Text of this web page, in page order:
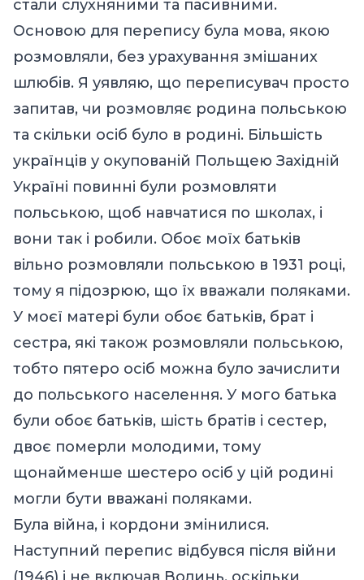
стали слухняними та пасивними.
Основою для перепису була мова, якою
розмовляли, без урахування змішаних
шлюбів. Я уявляю, що переписувач просто
запитав, чи розмовляє родина польською
та скільки осіб було в родині. Більшість
українців у окупованій Польщею Західній
Україні повинні були розмовляти
польською, щоб навчатися по школах, і
вони так і робили. Обоє моїх батьків
вільно розмовляли польською в 1931 році,
тому я підозрюю, що їх вважали поляками.
У моєї матері були обоє батьків, брат і
сестра, які також розмовляли польською,
тобто пятеро осіб можна було зачислити
до польського населення. У мого батька
були обоє батьків, шість братів і сестер,
двоє померли молодими, тому
щонайменше шестеро осіб у цій родині
могли бути вважані поляками.
Була війна, і кордони змінилися.
Наступний перепис відбувся після війни